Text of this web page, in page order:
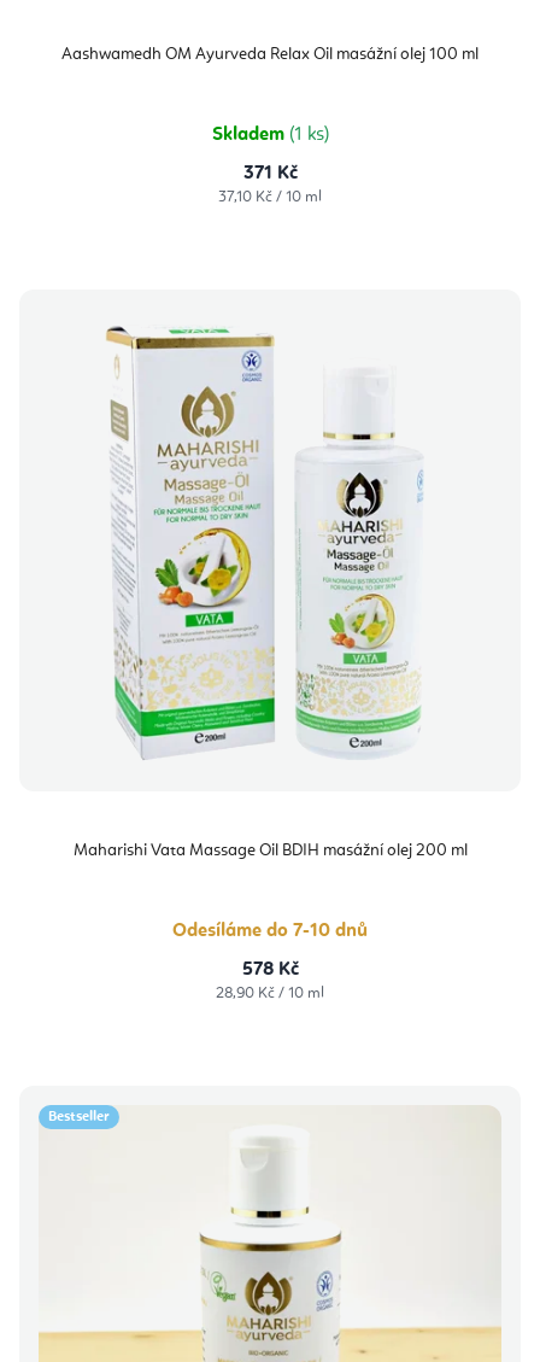
Aashwamedh OM Ayurveda Relax Oil masážní olej 100 ml
Skladem (1 ks)
371 Kč
Měrná
37,10 Kč / 10 ml
Maharishi Vata Massage Oil BDIH masážní olej 200 ml
Odesíláme do 7-10 dnů
578 Kč
Měrná
28,90 Kč / 10 ml
Bestseller